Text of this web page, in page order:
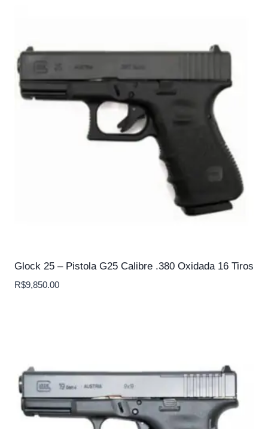
Glock 25 – Pistola G25 Calibre .380 Oxidada 16 Tiros
R$9,850.00